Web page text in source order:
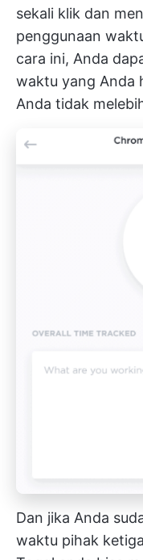
sekali klik dan
penggunaan
cara ini, Anda
waktu yang Anda
Anda tidak
Dan jika Anda
waktu pihak